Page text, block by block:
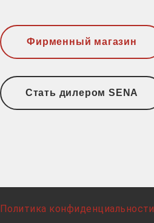
Фирменный магазин
Стать дилером SENA
Политика конфиденциальности